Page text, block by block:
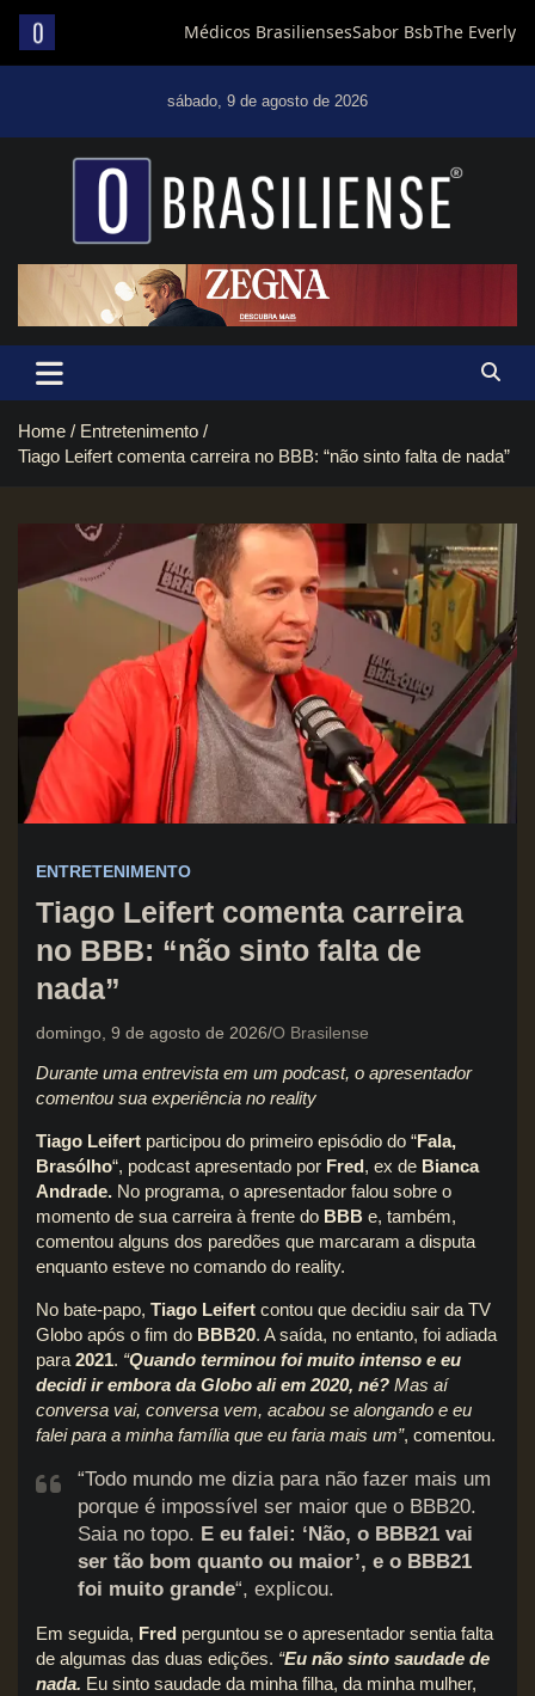
sábado, 9 de agosto de 2026
Um diário de notícias que trabalha por Brasília
Home
Entretenimento
Tiago Leifert comenta carreira no BBB: “não sinto falta de nada”
ENTRETENIMENTO
Tiago Leifert comenta carreira
no BBB: “não sinto falta de
nada”
domingo, 9 de agosto de 2026 O Brasilense
Durante uma entrevista em um podcast, o apresentador
comentou sua experiência no reality
Tiago Leifert participou do primeiro episódio do “Fala,
Brasólho“, podcast apresentado por Fred, ex de Bianca
Andrade. No programa, o apresentador falou sobre o
momento de sua carreira à frente do BBB e, também,
comentou alguns dos paredões que marcaram a disputa
enquanto esteve no comando do reality.
No bate-papo, Tiago Leifert contou que decidiu sair da TV
Globo após o fim do BBB20. A saída, no entanto, foi adiada
para 2021. “Quando terminou foi muito intenso e eu
decidi ir embora da Globo ali em 2020, né? Mas aí
conversa vai, conversa vem, acabou se alongando e eu
falei para a minha família que eu faria mais um”, comentou.
“Todo mundo me dizia para não fazer mais um
porque é impossível ser maior que o BBB20.
Saia no topo. E eu falei: ‘Não, o BBB21 vai
ser tão bom quanto ou maior’, e o BBB21
foi muito grande“, explicou.
Em seguida, Fred perguntou se o apresentador sentia falta
de algumas das duas edições. “Eu não sinto saudade de
nada. Eu sinto saudade da minha filha, da minha mulher,